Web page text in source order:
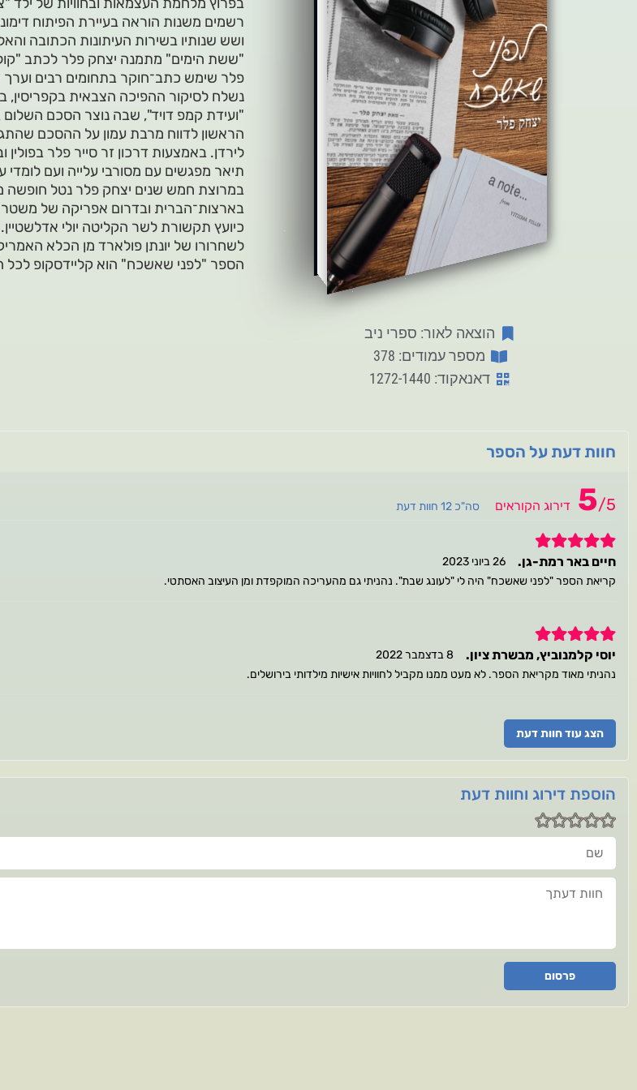
הוצאה לאור: ספרי ניב
מספר עמודים: 378
דאנאקוד: 1272-1440
רשמים משנות הוראה בעיירת הפיתוח
ושש שנותיו בשירות העיתונות הכתובה
"ששת הימים" מתמנה יצחק פלר לכתב
פלר שימש כתב־חוקר בתחומים רבים
הראשון לדווח מרבת עמון על ההסכם
לירדן. באמצעות דרכון זר סייר פלר
תיאר מפגשים עם מסורבי עלייה ועם
במרוצת חמש שנים יצחק פלר נטל חופשה
כיועץ תקשורת לשר הקליטה יולי
לשחרורו של יונתן פולארד מן הכלא
הספר "לפני שאשכח" הוא קליידסקופ לכל
חוות דעת על הספר
5/5 דירוג הקוראים סה"כ 12 חוות דעת
5
חיים באר רמת-גן.
26 ביוני 2023
קריאת הספר "לפני שאשכח" היה לי "לעונג שבת". נהניתי גם מהעריכה המוקפדת ומן העיצוב האסתטי.
5
יוסי קלמנוביץ, מבשרת ציון.
8 בדצמבר 2022
נהניתי מאוד מקריאת הספר. לא מעט ממנו מקביל לחוויות אישיות מילדותי בירושלים.
הצג עוד חוות דעת
הוספת דירוג וחוות דעת
שם
חוות דעתך
פרסום